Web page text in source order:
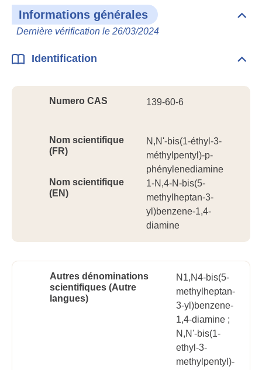
Informations générales
Dernière vérification le 26/03/2024
Identification
Numero CAS 139-60-6
Nom scientifique
(FR)
N,N'-bis(1-éthyl-3-
méthylpentyl)-p-
phénylenediamine
Nom scientifique
(EN)
1-N,4-N-bis(5-
methylheptan-3-
yl)benzene-1,4-
diamine
Autres dénominations
scientifiques (Autre
langues)
N1,N4-bis(5-
methylheptan-
3-yl)benzene-
1,4-diamine ;
N,N'-bis(1-
ethyl-3-
methylpentyl)-